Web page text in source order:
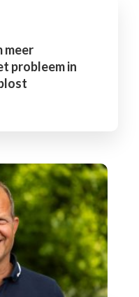
meer
probleem in